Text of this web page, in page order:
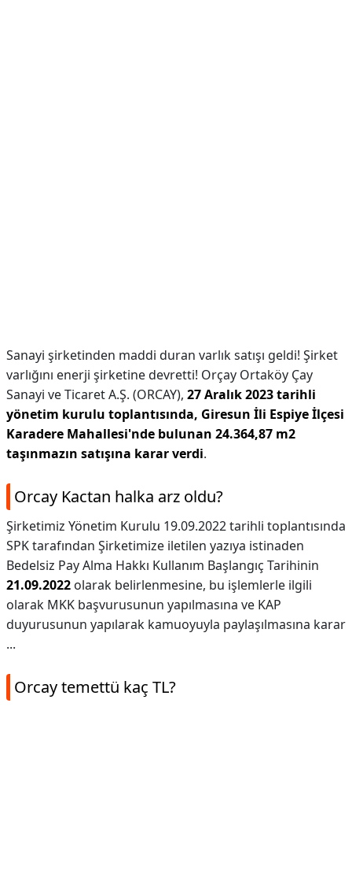
Sanayi şirketinden maddi duran varlık satışı geldi! Şirket
varlığını enerji şirketine devretti! Orçay Ortaköy Çay
Sanayi ve Ticaret A.Ş. (ORCAY), 27 Aralık 2023 tarihli
yönetim kurulu toplantısında, Giresun İli Espiye İlçesi
Karadere Mahallesi'nde bulunan 24.364,87 m2
taşınmazın satışına karar verdi.
Orcay Kactan halka arz oldu?
Şirketimiz Yönetim Kurulu 19.09.2022 tarihli toplantısında
SPK tarafından Şirketimize iletilen yazıya istinaden
Bedelsiz Pay Alma Hakkı Kullanım Başlangıç Tarihinin
21.09.2022 olarak belirlenmesine, bu işlemlerle ilgili
olarak MKK başvurusunun yapılmasına ve KAP
duyurusunun yapılarak kamuoyuyla paylaşılmasına karar
...
Orcay temettü kaç TL?